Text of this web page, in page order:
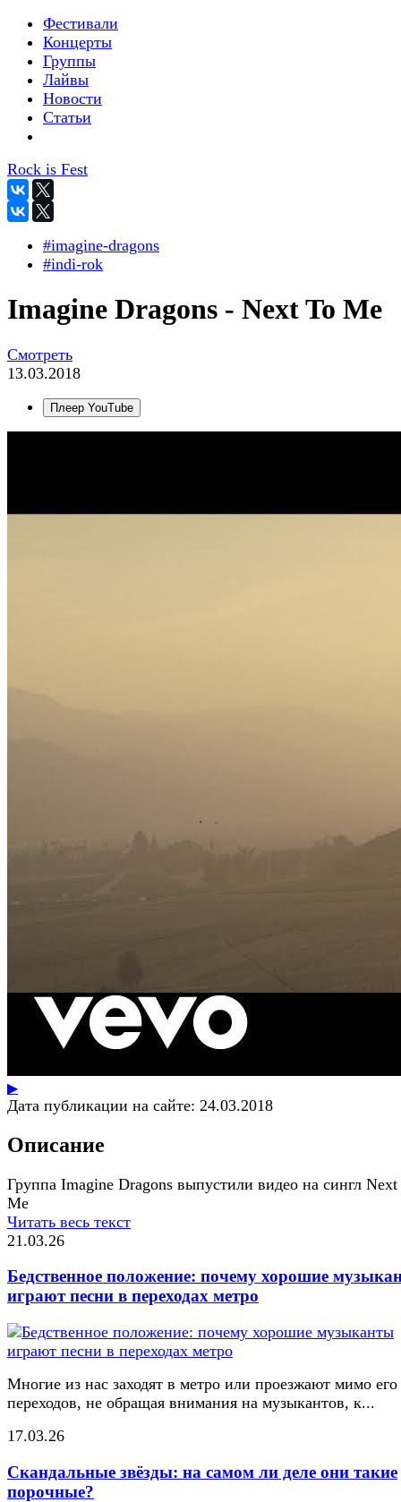
Фестивали
Концерты
Группы
Лайвы
Новости
Статьи
Rock is Fest
#imagine-dragons
#indi-rok
Imagine Dragons - Next To Me
Смотреть
13.03.2018
Плеер YouTube
▶
Дата публикации на сайте: 24.03.2018
Описание
Группа Imagine Dragons выпустили видео на сингл Next
Me
Читать весь текст
21.03.26
Бедственное положение: почему хорошие
играют песни в переходах метро
Многие из нас заходят в метро или проезжают мимо его
переходов, не обращая внимания на музыкантов, к...
17.03.26
Скандальные звёзды: на самом ли деле они такие
порочные?